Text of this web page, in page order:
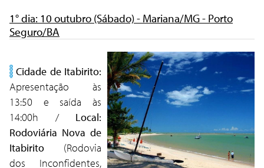
1° dia: 10 outubro (Sábado) - Mariana/MG - Porto
Seguro/BA
Cidade de Itabirito:
Apresentação às
13:50 e saída às
14:00h / Local:
Rodoviária Nova de
Itabirito (Rodovia
dos Inconfidentes,